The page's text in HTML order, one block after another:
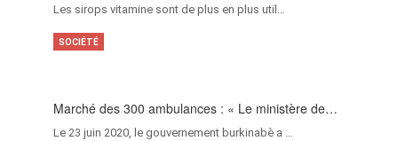
Les sirops vitamine sont de plus en plus util…
Marché des 300 ambulances : « Le ministère de…
Le 23 juin 2020, le gouvernement burkinabè a …
SOCIÉTÉ